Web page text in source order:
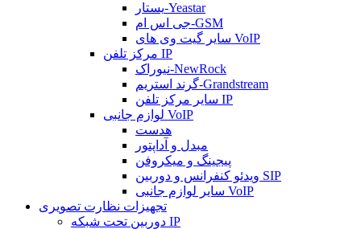
یستار-Yeastar
جی اس ام-GSM
سایر گیت وی های VoIP
مرکز تلفن IP
نیوراک-NewRock
گرند استریم-Grandstream
سایر مرکز تلفن IP
لوازم جانبی VoIP
هدست
مبدل و آداپتور
پیجینگ و میکروفن
ویدئو کنفرانس و دوربین SIP
سایر لوازم جانبی VoIP
تجهیزات نظارت تصویری
دوربین تحت شبکه IP